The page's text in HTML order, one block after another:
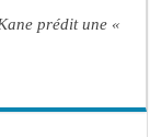
prédit une «